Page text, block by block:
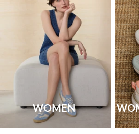
WOMEN